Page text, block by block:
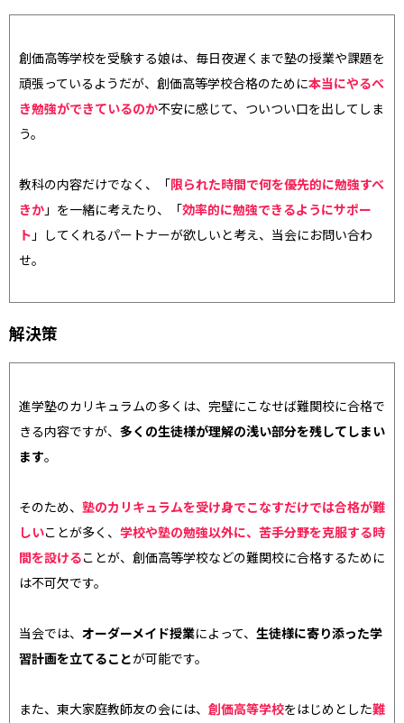
創価高等学校を受験する娘は、毎日夜遅くまで塾の授業や課題を
頑張っているようだが、創価高等学校合格のために本当にやるべ
き勉強ができているのか不安に感じて、ついつい口を出してしま
う。
教科の内容だけでなく、「限られた時間で何を優先的に勉強すべ
きか 」を一緒に考えたり、「効率的に勉強できるようにサポー
ト 」してくれるパートナーが欲しいと考え、当会にお問い合わ
せ。
解決策
進学塾のカリキュラムの多くは、完璧にこなせば難関校に合格で
きる内容ですが、 多くの生徒様が理解の浅い部分を残してしまい
ます。
そのため、 塾のカリキュラムを受け身でこなすだけでは合格が難
しいことが多く、 学校や塾の勉強以外に、苦手分野を克服する時
間を設けることが、創価高等学校などの難関校に合格するために
は不可欠です。
当会では、 オーダーメイド授業によって、 生徒様に寄り添った学
習計画を立てることが可能です。
また、東大家庭教師友の会には、 創価高等学校をはじめとした難